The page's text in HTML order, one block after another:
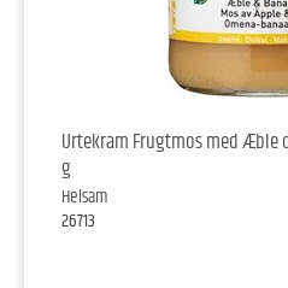
Urtekram Frugtmos med Æble
g
Helsam
26713